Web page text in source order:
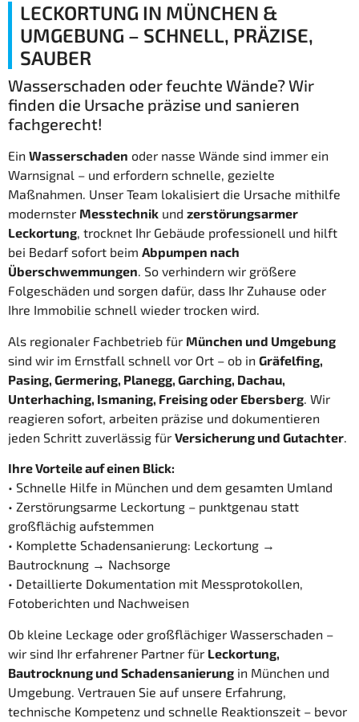
LECKORTUNG IN MÜNCHEN &
UMGEBUNG – SCHNELL, PRÄZISE,
SAUBER
Wasserschaden oder feuchte Wände? Wir
finden die Ursache präzise und sanieren
fachgerecht!
Ein Wasserschaden oder nasse Wände sind immer ein
Warnsignal – und erfordern schnelle, gezielte
Maßnahmen. Unser Team lokalisiert die Ursache mithilfe
modernster Messtechnik und zerstörungsarmer
Leckortung, trocknet Ihr Gebäude professionell und hilft
bei Bedarf sofort beim Abpumpen nach
Überschwemmungen. So verhindern wir größere
Folgeschäden und sorgen dafür, dass Ihr Zuhause oder
Ihre Immobilie schnell wieder trocken wird.
Als regionaler Fachbetrieb für München und Umgebung
sind wir im Ernstfall schnell vor Ort – ob in Gräfelfing,
Pasing, Germering, Planegg, Garching, Dachau,
Unterhaching, Ismaning, Freising oder Ebersberg . Wir
reagieren sofort, arbeiten präzise und dokumentieren
jeden Schritt zuverlässig für Versicherung und Gutachter
Ihre Vorteile auf einen Blick:
• Schnelle Hilfe in München und dem gesamten Umland
• Zerstörungsarme Leckortung – punktgenau statt
großflächig aufstemmen
• Komplette Schadensanierung: Leckortung →
Bautrocknung → Nachsorge
• Detaillierte Dokumentation mit Messprotokollen,
Fotoberichten und Nachweisen
Ob kleine Leckage oder großflächiger Wasserschaden –
wir sind Ihr erfahrener Partner für Leckortung,
Bautrocknung und Schadensanierung in München und
Umgebung. Vertrauen Sie auf unsere Erfahrung,
technische Kompetenz und schnelle Reaktionszeit – bevor